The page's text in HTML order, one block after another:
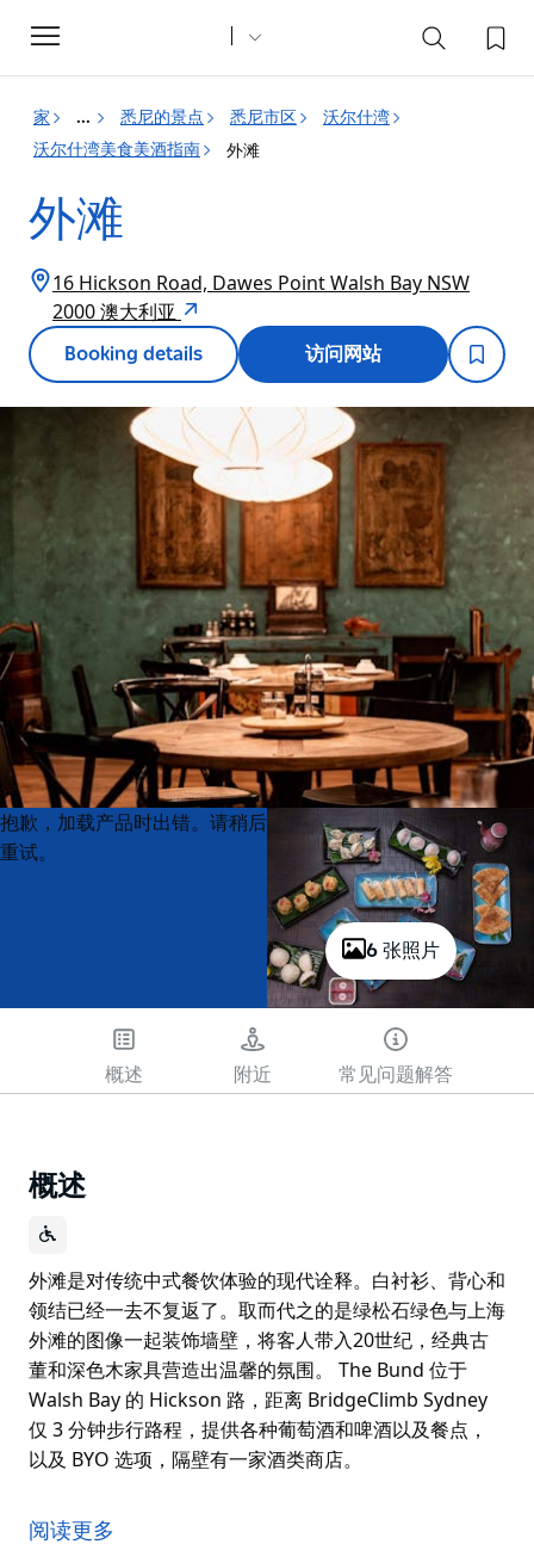
Toggle
navigation
家 ... 悉尼的景点 悉尼市区
沃尔什湾
沃尔什湾美食美酒指南
外滩
外滩
16 Hickson Road, Dawes Point Walsh Bay NSW
2000 澳大利亚
Booking details 访问网站
6 张照片
Product
List
Product
List
抱歉，加载产品时出错。请稍后
重试。
概述 附近 常见问题解答
概述
外滩是对传统中式餐饮体验的现代诠释。白衬衫、背心和
领结已经一去不复返了。取而代之的是绿松石绿色与上海
外滩的图像一起装饰墙壁，将客人带入20世纪，经典古
董和深色木家具营造出温馨的氛围。 The Bund 位于
Walsh Bay 的 Hickson 路，距离 BridgeClimb Sydney
仅 3 分钟步行路程，提供各种葡萄酒和啤酒以及餐点，
以及 BYO 选项，隔壁有一家酒类商店。
领结已经一去不复返了。取而代之的是绿松石绿色与上海
外滩的图像一起装饰墙壁，将客人带入20世纪，经典古
阅读更多